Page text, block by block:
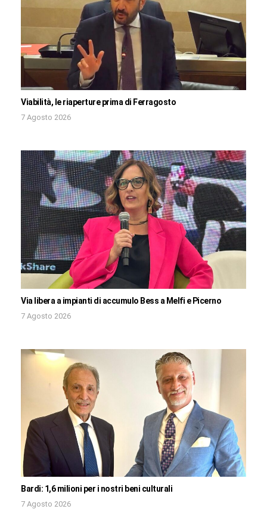
Viabilità, le riaperture prima di Ferragosto
7 Agosto 2026
Via libera a impianti di accumulo Bess a Melfi e Picerno
7 Agosto 2026
Bardi: 1,6 milioni per i nostri beni culturali
7 Agosto 2026